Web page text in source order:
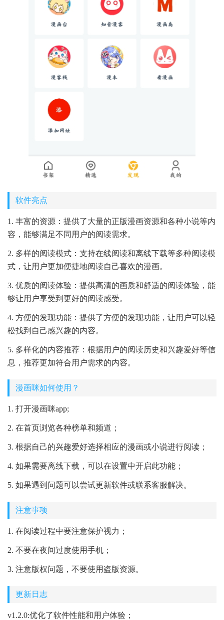
软件亮点
1. 丰富的资源：提供了大量的正版漫画资源和各种小说等内
容，能够满足不同用户的阅读需求。
2. 多样的阅读模式：支持在线阅读和离线下载等多种阅读模
式，让用户更加便捷地阅读自己喜欢的漫画。
3. 优质的阅读体验：提供高清的画质和舒适的阅读体验，能
够让用户享受到更好的阅读感受。
4. 方便的发现功能：提供了方便的发现功能，让用户可以轻
松找到自己感兴趣的内容。
5. 多样化的内容推荐：根据用户的阅读历史和兴趣爱好等信
息，推荐更加符合用户需求的内容。
漫画咪如何使用？
1. 打开漫画咪app;
2. 在首页浏览各种榜单和频道；
3. 根据自己的兴趣爱好选择相应的漫画或小说进行阅读；
4. 如果需要离线下载，可以在设置中开启此功能；
5. 如果遇到问题可以尝试更新软件或联系客服解决。
注意事项
1. 在阅读过程中要注意保护视力；
2. 不要在夜间过度使用手机；
3. 注意版权问题，不要使用盗版资源。
更新日志
v1.2.0:优化了软件性能和用户体验；